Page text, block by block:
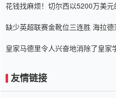
花钱找麻烦！切尔西以5200万美
缺少英超联赛金靴位三连胜 海拉
皇家马德里令人兴奋地消除了皇家
友情链接